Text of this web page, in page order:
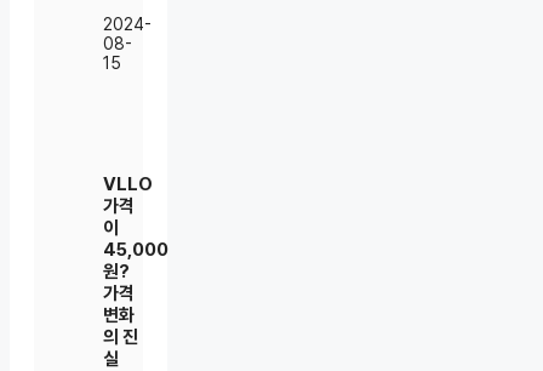
2024-
08-
15
VLLO
가격
이
45,000
원?
가격
변화
의 진
실